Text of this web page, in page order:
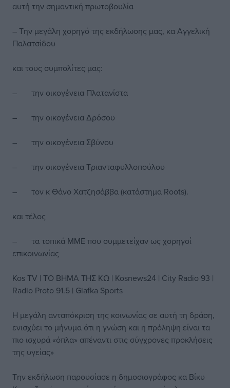
αυτή την σημαντική πρωτοβουλία
– Την μεγάλη χορηγό της εκδήλωσης μας, κα Αγγελική
Παλατσίδου
και τους συμπολίτες μας:
– την οικογένεια Πλατανίστα
– την οικογένεια Δρόσου
– την οικογένεια Σβύνου
– την οικογένεια Τριανταφυλλοπούλου
– τον κ Θάνο Χατζησάββα (κατάστημα Roots).
και τέλος
– τα τοπικά ΜΜΕ που συμμετείχαν ως χορηγοί
επικοινωνίας
Kos TV | ΤΟ ΒΗΜΑ ΤΗΣ ΚΩ | Kosnews24 | City Radio 93 |
Radio Proto 91.5 | Giafka Sports
Η μεγάλη ανταπόκριση της κοινωνίας σε αυτή τη δράση,
ενισχύει το μήνυμα ότι η γνώση και η πρόληψη είναι τα
πιο ισχυρά «όπλα» απέναντι στις σύγχρονες προκλήσεις
της υγείας»
Την εκδήλωση παρουσίασε η δημοσιογράφος κα Βίκυ